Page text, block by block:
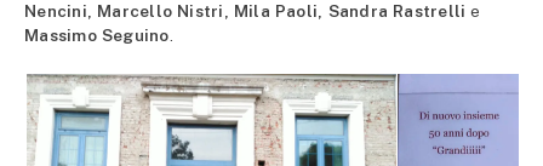
Nencini, Marcello Nistri, Mila Paoli, Sandra Rastrelli e
Massimo Seguino